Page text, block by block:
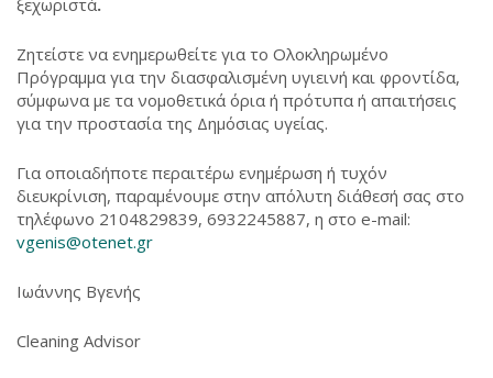
ξεχωριστά.
Ζητείστε να ενημερωθείτε για το Ολοκληρωμένο
Πρόγραμμα για την διασφαλισμένη υγιεινή και φροντίδα,
σύμφωνα με τα νομοθετικά όρια ή πρότυπα ή απαιτήσεις
για την προστασία της Δημόσιας υγείας.
Για οποιαδήποτε περαιτέρω ενημέρωση ή τυχόν
διευκρίνιση, παραμένουμε στην απόλυτη διάθεσή σας στο
τηλέφωνο 2104829839, 6932245887, η στο e-mail:
vgenis@otenet.gr
Ιωάννης Βγενής
Cleaning Advisor